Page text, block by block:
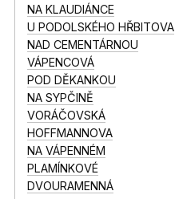
NA KLAUDIÁNCE
U PODOLSKÉHO HŘBITOVA
NAD CEMENTÁRNOU
VÁPENCOVÁ
POD DĚKANKOU
NA SYPČINĚ
VORÁČOVSKÁ
HOFFMANNOVA
NA VÁPENNÉM
PLAMÍNKOVÉ
DVOURAMENNÁ